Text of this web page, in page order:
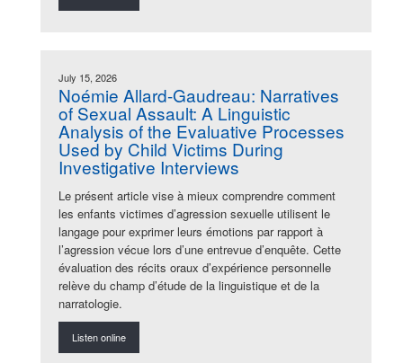
July 15, 2026
Noémie Allard-Gaudreau: Narratives
of Sexual Assault: A Linguistic
Analysis of the Evaluative Processes
Used by Child Victims During
Investigative Interviews
Le présent article vise à mieux comprendre comment
les enfants victimes d’agression sexuelle utilisent le
langage pour exprimer leurs émotions par rapport à
l’agression vécue lors d’une entrevue d’enquête. Cette
évaluation des récits oraux d’expérience personnelle
relève du champ d’étude de la linguistique et de la
narratologie.
Listen online